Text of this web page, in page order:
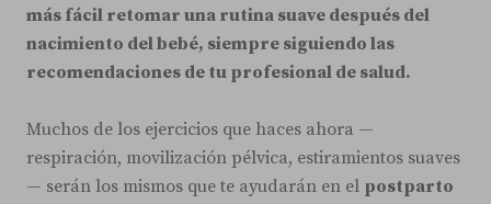
más fácil retomar una rutina suave después del
nacimiento del bebé, siempre siguiendo las
recomendaciones de tu profesional de salud.
Muchos de los ejercicios que haces ahora —
respiración, movilización pélvica, estiramientos suaves
— serán los mismos que te ayudarán en el postparto